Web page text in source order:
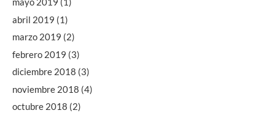
abril 2019 (1)
marzo 2019 (2)
febrero 2019 (3)
diciembre 2018 (3)
noviembre 2018 (4)
octubre 2018 (2)